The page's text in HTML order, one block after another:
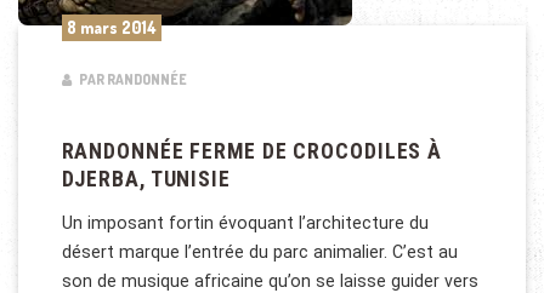
8 mars 2014
PAR RANDONNÉE
RANDONNÉE FERME DE CROCODILES À
DJERBA, TUNISIE
Un imposant fortin évoquant l’architecture du
désert marque l’entrée du parc animalier. C’est au
son de musique africaine qu’on se laisse guider vers